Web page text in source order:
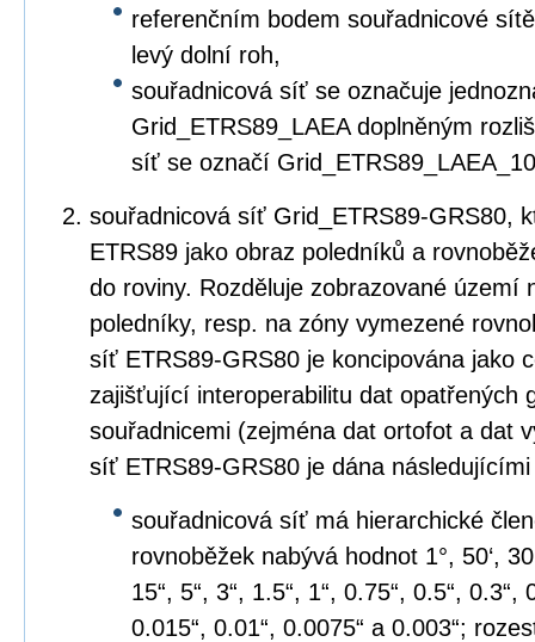
referenčním bodem souřadnicové
levý dolní roh,
souřadnicová síť se označuje
Grid_ETRS89_LAEA doplněným
síť se označí
souřadnicová síť Grid_ETRS89-GRS80,
ETRS89 jako obraz poledníků a
do roviny. Rozděluje zobrazované území
poledníky, resp. na zóny vymezené
síť ETRS89-GRS80 je koncipována jako
zajišťující interoperabilitu dat opatřených
souřadnicemi (zejména dat ortofot a dat
síť ETRS89-GRS80 je dána
souřadnicová síť má hierarchické
rovnoběžek nabývá hodnot 1°, 50‘,
15“, 5“, 3“, 1.5“, 1“, 0.75“, 0.5“, 0.3“,
0.015“, 0.01“, 0.0075“ a 0.003“;